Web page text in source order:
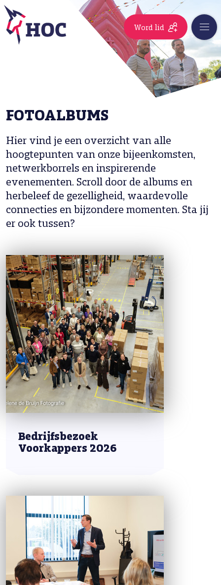
Word lid
FOTOALBUMS
Hier vind je een overzicht van alle
hoogtepunten van onze bijeenkomsten,
netwerkborrels en inspirerende
evenementen. Scroll door de albums en
herbeleef de gezelligheid, waardevolle
connecties en bijzondere momenten. Sta jij
er ook tussen?
Bedrijfsbezoek
Voorkappers 2026